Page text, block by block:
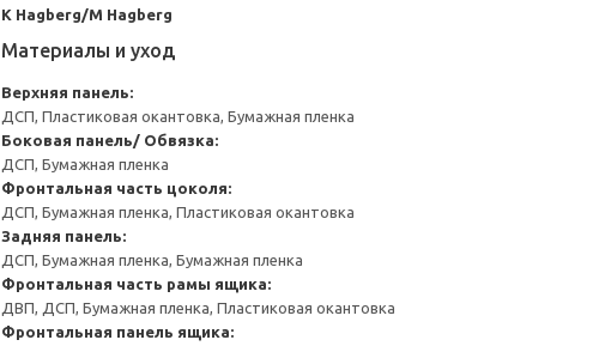
K Hagberg/M Hagberg
Материалы и уход
Верхняя панель:
ДСП, Пластиковая окантовка, Бумажная пленка
Боковая панель/ Обвязка:
ДСП, Бумажная пленка
Фронтальная часть цоколя:
ДСП, Бумажная пленка, Пластиковая окантовка
Задняя панель:
ДСП, Бумажная пленка, Бумажная пленка
Фронтальная часть рамы ящика:
ДВП, ДСП, Бумажная пленка, Пластиковая окантовка
Фронтальная панель ящика: